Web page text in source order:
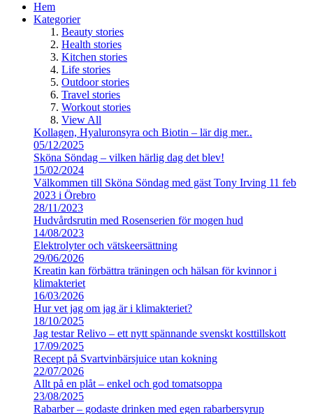
Hem
Kategorier
Beauty stories
Health stories
Kitchen stories
Life stories
Outdoor stories
Travel stories
Workout stories
View All
Kollagen, Hyaluronsyra och Biotin – lär dig mer..
05/12/2025
Sköna Söndag – vilken härlig dag det blev!
15/02/2024
Välkommen till Sköna Söndag med gäst Tony Irving 11 feb
2023 i Örebro
28/11/2023
Hudvårdsrutin med Rosenserien för mogen hud
14/08/2023
Elektrolyter och vätskeersättning
29/06/2026
Kreatin kan förbättra träningen och hälsan för kvinnor i
klimakteriet
16/03/2026
Hur vet jag om jag är i klimakteriet?
18/10/2025
Jag testar Relivo – ett nytt spännande svenskt kosttillskott
17/09/2025
Recept på Svartvinbärsjuice utan kokning
22/07/2026
Allt på en plåt – enkel och god tomatsoppa
23/08/2025
Rabarber – godaste drinken med egen rabarbersyrup